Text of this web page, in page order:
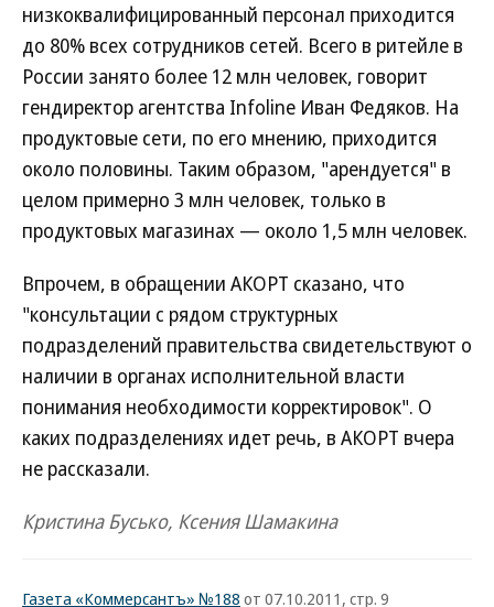
низкоквалифицированный персонал приходится
до 80% всех сотрудников сетей. Всего в ритейле в
России занято более 12 млн человек, говорит
гендиректор агентства Infoline Иван Федяков. На
продуктовые сети, по его мнению, приходится
около половины. Таким образом, "арендуется" в
целом примерно 3 млн человек, только в
продуктовых магазинах — около 1,5 млн человек.
Впрочем, в обращении АКОРТ сказано, что
"консультации с рядом структурных
подразделений правительства свидетельствуют о
наличии в органах исполнительной власти
понимания необходимости корректировок". О
каких подразделениях идет речь, в АКОРТ вчера
не рассказали.
Кристина Бусько, Ксения Шамакина
Газета «Коммерсантъ» №188 от 07.10.2011, стр. 9